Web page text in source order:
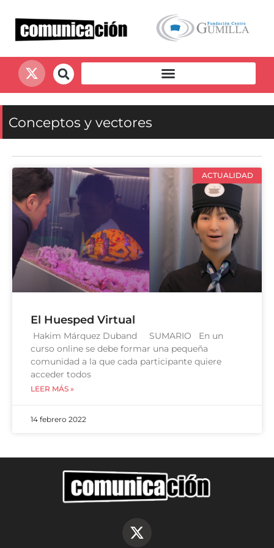
Conceptos y vectores
ACTUALIDAD
El Huesped Virtual
Hakim Márquez Duband SUMARIO En un
curso online se debe formar una pequeña
comunidad a la que cada participante quiere
acceder todos
LEER MÁS »
14 febrero 2022